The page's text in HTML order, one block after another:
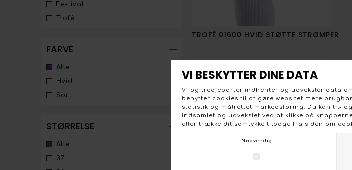
Festival
Trofé
FARVE
Alle
Hvid
Sort
STØRRELSE
Alle
37
TROFÈ 01600 HVID STØTTE STRØMPER
FESTIVAL 101020 SORT ULD KNÆSTRØMPE